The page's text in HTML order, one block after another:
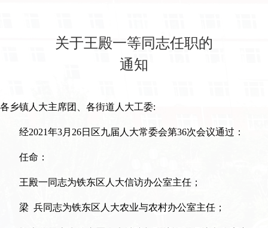
关于王殿一等同志任职的
通知
各乡镇人大主席团、各街道人大工委:
经2021年3月26日区九届人大常委会第36次会议通过：
任命：
王殿一同志为铁东区人大信访办公室主任；
梁 兵同志为铁东区人大农业与农村办公室主任；